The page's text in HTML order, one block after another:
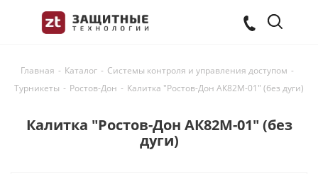
Главная - Каталог - Системы контроля и управления доступом -
Турникеты - Ростов-Дон - Калитка "Ростов-Дон АК82М-01" (без дуги)
Калитка "Ростов-Дон АК82М-01" (без
дуги)